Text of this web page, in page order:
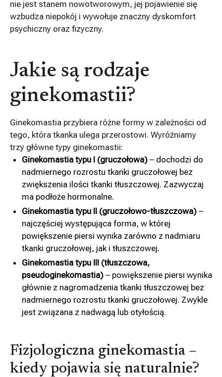
nie jest stanem nowotworowym, jej pojawienie się
wzbudza niepokój i wywołuje znaczny dyskomfort
psychiczny oraz fizyczny.
Jakie są rodzaje
ginekomastii?
Ginekomastia przybiera różne formy w zależności od
tego, która tkanka ulega przerostowi. Wyróżniamy
trzy główne typy ginekomastii:
Ginekomastia typu I (gruczołowa) – dochodzi do
nadmiernego rozrostu tkanki gruczołowej bez
zwiększenia ilości tkanki tłuszczowej. Zazwyczaj
ma podłoże hormonalne.
Ginekomastia typu II (gruczołowo-tłuszczowa) –
najczęściej występująca forma, w której
powiększenie piersi wynika zarówno z nadmiaru
tkanki gruczołowej, jak i tłuszczowej.
Ginekomastia typu III (tłuszczowa,
pseudoginekomastia) – powiększenie piersi wynika
głównie z nagromadzenia tkanki tłuszczowej bez
nadmiernego rozrostu tkanki gruczołowej. Zwykle
jest związana z nadwagą lub otyłością.
Fizjologiczna ginekomastia –
kiedy pojawia się naturalnie?